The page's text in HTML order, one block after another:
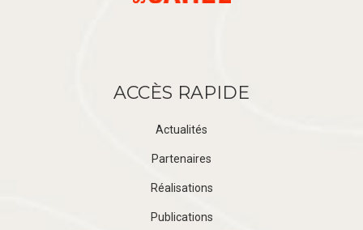
ACCÈS RAPIDE
Actualités
Partenaires
Réalisations
Publications